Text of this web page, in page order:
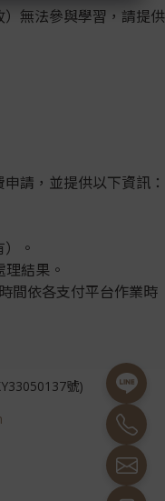
無法參與學習，請提供
請，並提供以下資訊：
。
結果。
間依各支付平台作業時
號)